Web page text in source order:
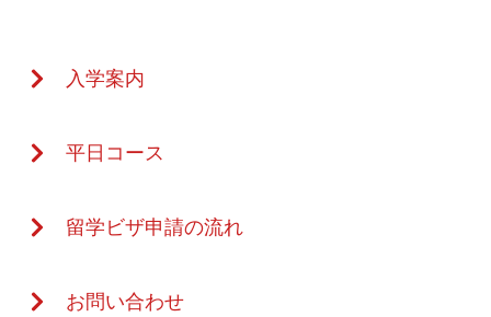
入学案内
平日コース
留学ビザ申請の流れ
お問い合わせ